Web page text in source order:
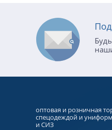
оптовая и розничная
спецодеждой и
и СИЗ